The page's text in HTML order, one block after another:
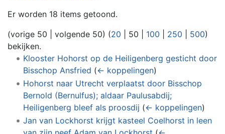
Er worden 18 items getoond.
(vorige 50 volgende 50) (20 50 100 250 500)
bekijken.
Klooster Hohorst op de Heiligenberg gesticht door
Bisschop Ansfried (← koppelingen)
Hohorst naar Utrecht verplaatst door Bisschop
Bernold (Bernulfus); aldaar Paulusabdij;
Heiligenberg bleef als proosdij (← koppelingen)
Jan van Lockhorst krijgt kasteel Coelhorst in leen